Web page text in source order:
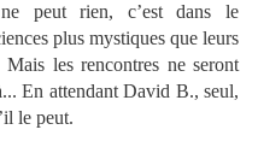
peut rien, c’est dans le
plus mystiques que leurs
les rencontres ne seront
En attendant David B., seul,
le peut.